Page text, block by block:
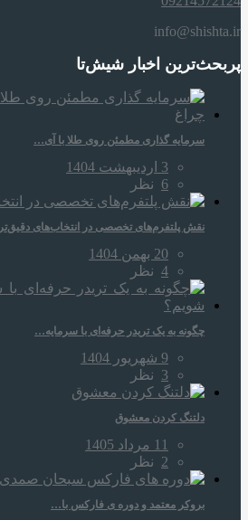
info@shishta.ir
پربحث‌ترین اخبار شیش‌تا
سرمایه‌ گذاری مطمئن روی طلا با آی…
3 اردیبهشت 1404
6 نظر
نقش پلتفرم‌های تخصصی در انتخاب‌های دقیق‌تر
20 بهمن 1404
4 نظر
چگونه به یک تریدر حرفه‌ای با سرمایه…
9 شهریور 1404
3 نظر
دلتنگ کردن معشوق
11 مرداد 1405
2 نظر
بروکر معتمد و دوره‌ ی فارکس با…